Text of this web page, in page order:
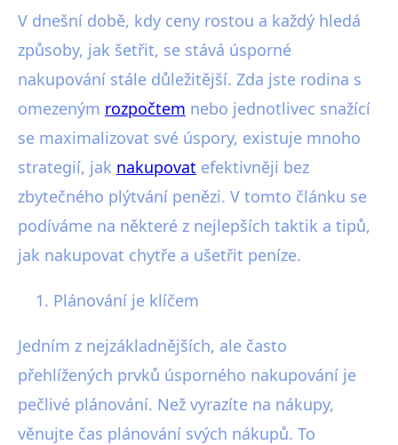
23. 2. 2026 · 4 min čtení · Autor: Michal Svoboda
V dnešní době, kdy ceny rostou a každý hledá
způsoby, jak šetřit, se stává úsporné
nakupování stále důležitější. Zda jste rodina s
omezeným rozpočtem nebo jednotlivec snažící
se maximalizovat své úspory, existuje mnoho
strategií, jak nakupovat efektivněji bez
zbytečného plýtvání penězi. V tomto článku se
podíváme na některé z nejlepších taktik a tipů,
jak nakupovat chytře a ušetřit peníze.
Plánování je klíčem
Jedním z nejzákladnějších, ale často
přehlížených prvků úsporného nakupování je
pečlivé plánování. Než vyrazíte na nákupy,
věnujte čas plánování svých nákupů. To